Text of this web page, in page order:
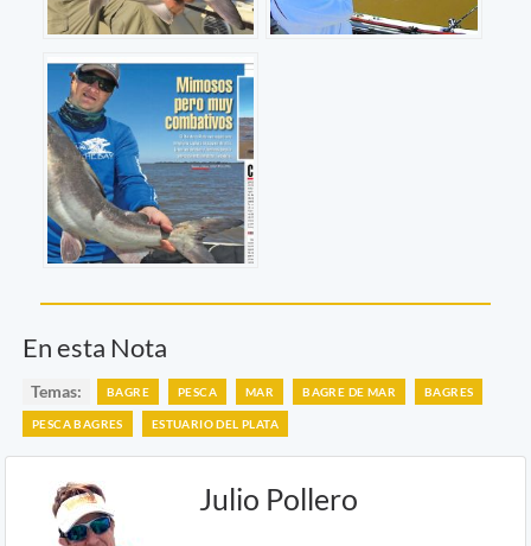
En esta Nota
Temas: BAGRE PESCA MAR BAGRE DE MAR BAGRES
PESCA BAGRES ESTUARIO DEL PLATA
Julio Pollero